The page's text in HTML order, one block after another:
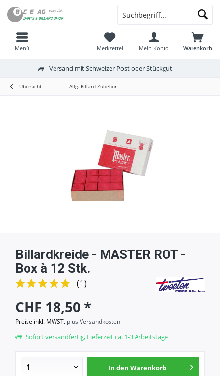
Menü Warenkorb
Merkzettel Mein Konto
Versand mit Schweizer Post oder Stückgut
Übersicht Allg. Billard Zubehör
Billardkreide - MASTER ROT -
Box à 12 Stk.
(1)
CHF 18,50 *
Preise inkl. MWST. plus Versandkosten
Sofort versandfertig, Lieferzeit ca. 1-3 Arbeitstage
In den Warenkorb